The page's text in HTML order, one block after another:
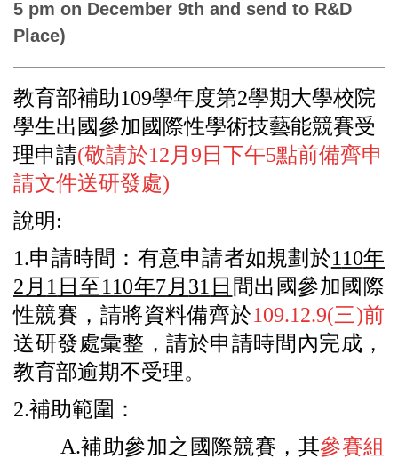
5 pm on December 9th and send to R&D
Place)
教育部補助109學年度第2學期大學校院
學生出國參加國際性學術技藝能競賽受
理申請(敬請於12 月 9 日下午5點前備齊申
請文件送研發處)
說明 :
1.申請時間：有意申請者如規劃於1 10年
2 月 1 日至110年7 月 31 日 間出國參加國際
性競賽，請將資料備齊於109.12.9(三)前
送研發處彙整，請於申請時間內完成，
教育部逾期不受理。
2.補助範圍：
A.補助參加之國際競賽，其參賽組